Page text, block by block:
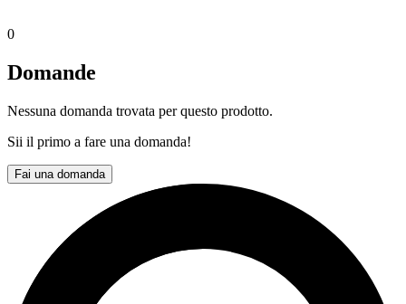
0
Domande
Nessuna domanda trovata per questo prodotto.
Sii il primo a fare una domanda!
Fai una domanda